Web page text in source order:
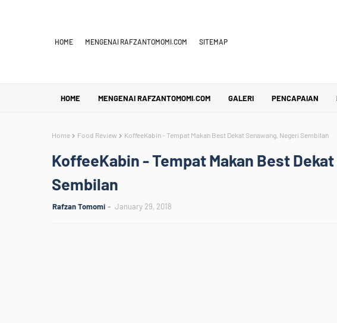
HOME MENGENAI RAFZANTOMOMI.COM SITEMAP
HOME MENGENAI RAFZANTOMOMI.COM GALERI PENCAPAIAN
Home Food Review KoffeeKabin - Tempat Makan Best Dekat Senawang, Negeri Sembilan
KoffeeKabin - Tempat Makan Best
Sembilan
Rafzan Tomomi January 29, 2018